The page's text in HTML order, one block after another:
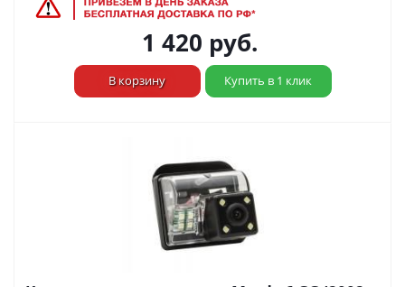
1 420 руб.
В корзину Купить в 1 клик